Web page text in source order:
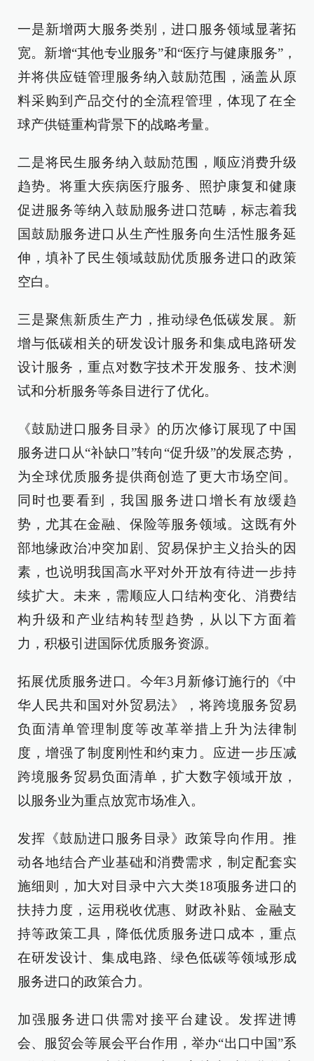
一是新增两大服务类别，进口服务领域显著拓
宽。新增“其他专业服务”和“医疗与健康服务”，
并将供应链管理服务纳入鼓励范围，涵盖从原
料采购到产品交付的全流程管理，体现了在全
球产供链重构背景下的战略考量。
二是将民生服务纳入鼓励范围，顺应消费升级
趋势。将重大疾病医疗服务、照护康复和健康
促进服务等纳入鼓励服务进口范畴，标志着我
国鼓励服务进口从生产性服务向生活性服务延
伸，填补了民生领域鼓励优质服务进口的政策
空白。
三是聚焦新质生产力，推动绿色低碳发展。新
增与低碳相关的研发设计服务和集成电路研发
设计服务，重点对数字技术开发服务、技术测
试和分析服务等条目进行了优化。
《鼓励进口服务目录》的历次修订展现了中国
服务进口从“补缺口”转向“促升级”的发展态势，
为全球优质服务提供商创造了更大市场空间。
同时也要看到，我国服务进口增长有放缓趋
势，尤其在金融、保险等服务领域。这既有外
部地缘政治冲突加剧、贸易保护主义抬头的因
素，也说明我国高水平对外开放有待进一步持
续扩大。未来，需顺应人口结构变化、消费结
构升级和产业结构转型趋势，从以下方面着
力，积极引进国际优质服务资源。
拓展优质服务进口。今年3月新修订施行的《中
华人民共和国对外贸易法》，将跨境服务贸易
负面清单管理制度等改革举措上升为法律制
度，增强了制度刚性和约束力。应进一步压减
跨境服务贸易负面清单，扩大数字领域开放，
以服务业为重点放宽市场准入。
发挥《鼓励进口服务目录》政策导向作用。推
动各地结合产业基础和消费需求，制定配套实
施细则，加大对目录中六大类18项服务进口的
扶持力度，运用税收优惠、财政补贴、金融支
持等政策工具，降低优质服务进口成本，重点
在研发设计、集成电路、绿色低碳等领域形成
服务进口的政策合力。
加强服务进口供需对接平台建设。发挥进博
会、服贸会等展会平台作用，举办“出口中国”系